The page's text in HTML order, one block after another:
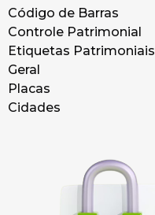
Código de Barras
Controle Patrimonial
Etiquetas Patrimoniais
Geral
Placas
Cidades